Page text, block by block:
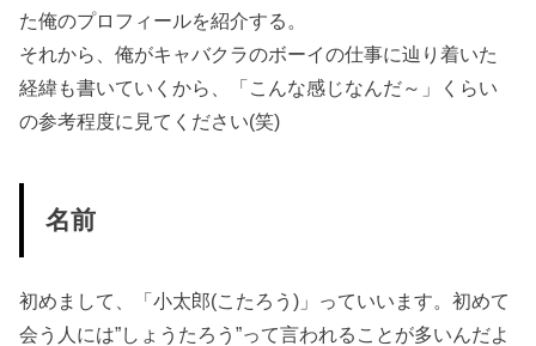
た俺のプロフィールを紹介する。
それから、俺がキャバクラのボーイの仕事に辿り着いた
経緯も書いていくから、「こんな感じなんだ～」くらい
の参考程度に見てください(笑)
名前
初めまして、「小太郎(こたろう)」っていいます。初めて
会う人には”しょうたろう”って言われることが多いんだよ